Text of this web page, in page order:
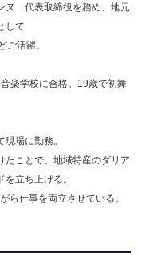
ヌ 代表取締役を務め、地元
して
ご活躍。
楽学校に合格。19歳で初舞
場に勤務。
たことで、地域特産のダリア
立ち上げる。
ら仕事を両立させている。